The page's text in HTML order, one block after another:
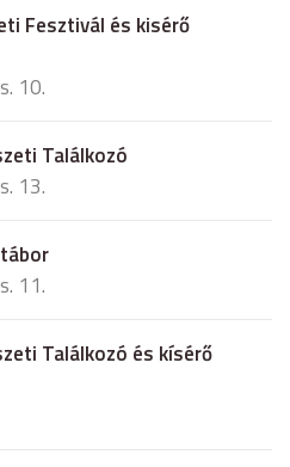
Fesztivál és kisérő
10.
Találkozó
13.
11.
Találkozó és kísérő